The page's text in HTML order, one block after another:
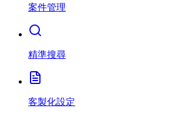
案件管理
精準搜尋
客製化設定